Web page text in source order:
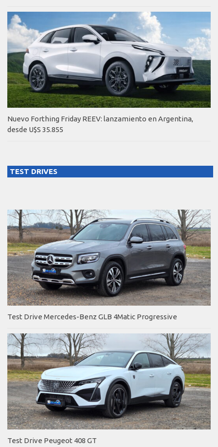
Nuevo Forthing Friday REEV: lanzamiento en Argentina,
desde U$S 35.855
TEST DRIVES
Test Drive Mercedes-Benz GLB 4Matic Progressive
Test Drive Peugeot 408 GT